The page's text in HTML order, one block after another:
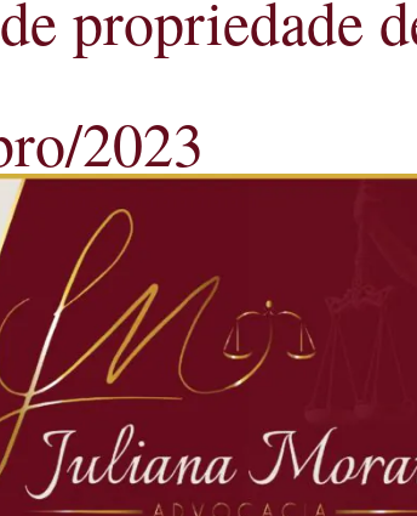
propriedade
2023